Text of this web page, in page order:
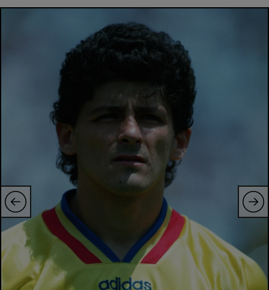
Starurile fotbalului
EURO 2024
Stranieri
Formula 1
Gimnastică
Auto
Rugby